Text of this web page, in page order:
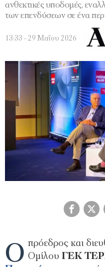
ανθεκτικές υποδομές,
των επενδύσεων σε ένα
13:33 - 29 Μαΐου 2026
Ο πρόεδρος και
Ομίλου ΓΕΚ